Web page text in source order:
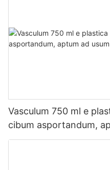
Vasculum 750 ml e
cibum asportandum,
microondarum.